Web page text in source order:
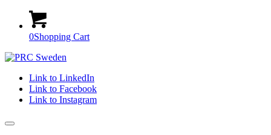
0Shopping Cart
Link to LinkedIn
Link to Facebook
Link to Instagram